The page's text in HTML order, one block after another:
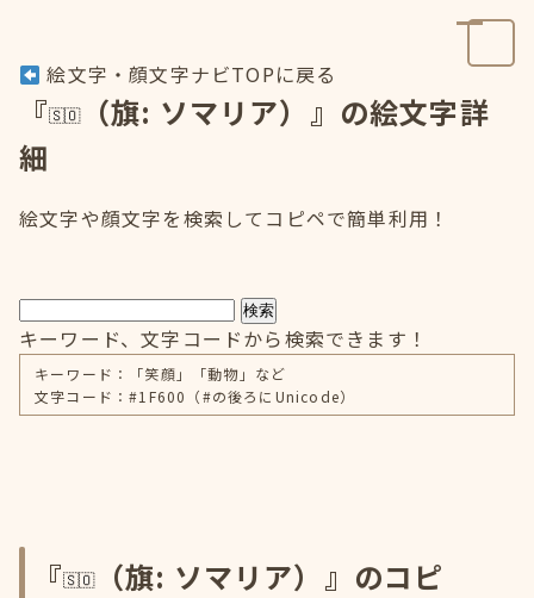
絵文字・顔文字ナビTOPに戻る
『
（旗: ソマリア）』の絵文字詳
細
絵文字や顔文字を検索してコピペで簡単利用！
検索
キーワード、文字コードから検索できます！
キーワード：「笑顔」「動物」など
文字コード：#1F600（#の後ろにUnicode）
『
（旗: ソマリア）』のコピ